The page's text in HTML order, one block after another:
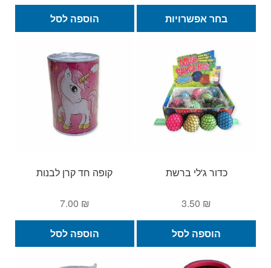
בחר אפשרויות
האפשרויות
הוספה לסל
כדור ג'לי ברשת
3.50 ₪
הוספה לסל
קופה חד קרן לבנות
7.00 ₪
הוספה לסל